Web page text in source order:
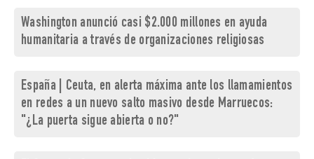
Washington anunció casi $2.000 millones en ayuda
humanitaria a través de organizaciones religiosas
España | Ceuta, en alerta máxima ante los llamamientos
en redes a un nuevo salto masivo desde Marruecos:
"¿La puerta sigue abierta o no?"